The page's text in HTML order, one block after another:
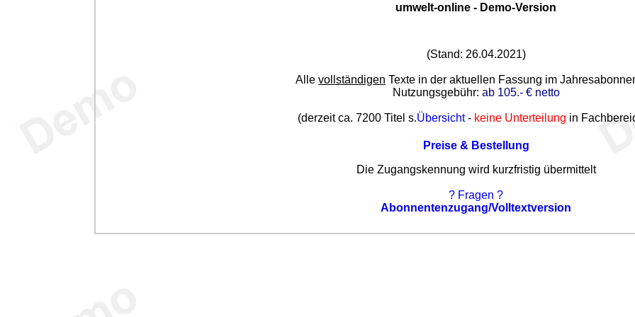
umwelt-online - Demo-Version
(Stand: 26.04.2021)
Alle vollständigen Texte in der aktuellen Fassung im
Nutzungsgebühr: ab 105.- € netto
(derzeit ca. 7200 Titel s.Übersicht- keine Unterteilung in
Preise & Bestellung
Die Zugangskennung wird kurzfristig übermittelt
? Fragen ?
Abonnentenzugang/Volltextversion